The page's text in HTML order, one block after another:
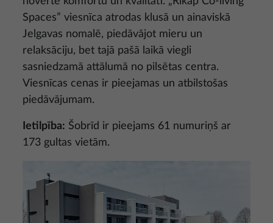
Spaces” viesnīca atrodas klusā un ainaviskā
Jelgavas nomalē, piedāvājot mieru un
relaksāciju, bet tajā pašā laikā viegli
sasniedzamā attālumā no pilsētas centra.
Viesnīcas cenas ir pieejamas un atbilstošas
piedāvājumam.
Ietilpība: Šobrīd ir pieejams 61 numuriņš ar
173 gultas vietām.